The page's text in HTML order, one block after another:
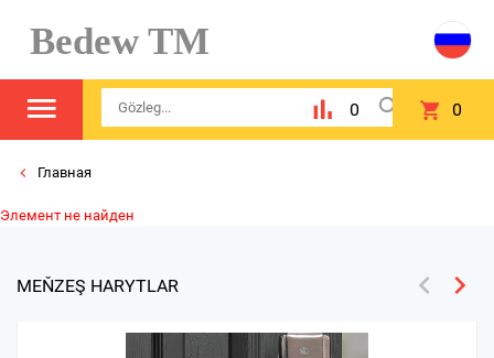
Bedew TM
0 0
Главная
Элемент не найден
MEŇZEŞ HARYTLAR